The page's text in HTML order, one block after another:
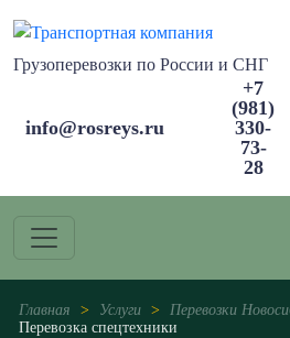
Грузоперевозки по России и СНГ
info@rosreys.ru
+7
(981)
330-
73-
28
Главная > Услуги > Перевозки
Перевозка спецтехники